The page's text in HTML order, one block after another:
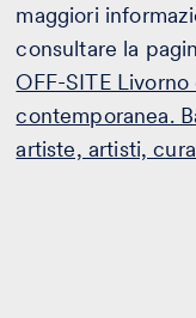
maggiori
consultare la
OFF-SITE
contemporanea.
artiste, artisti,